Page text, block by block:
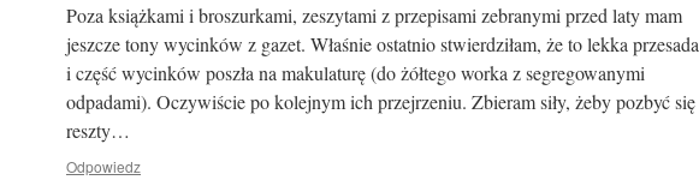
Poza książkami i broszurkami, zeszytami z przepisami zebranymi przed laty mam
jeszcze tony wycinków z gazet. Właśnie ostatnio stwierdziłam, że to lekka przesada
i część wycinków poszła na makulaturę (do żółtego worka z segregowanymi
odpadami). Oczywiście po kolejnym ich przejrzeniu. Zbieram siły, żeby pozbyć się
reszty…
Odpowiedz